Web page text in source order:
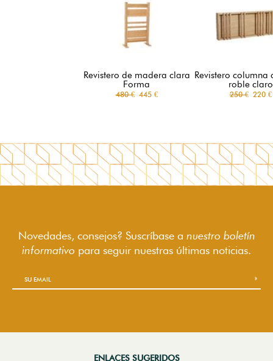
Revistero de madera clara
Forma
480 €445 €
Revistero columna
roble claro
250 €220 €
Novedades, consejos? Suscríbase a nuestro boletín
informativo para seguir nuestras últimas noticias.
ENLACES SUGERIDOS